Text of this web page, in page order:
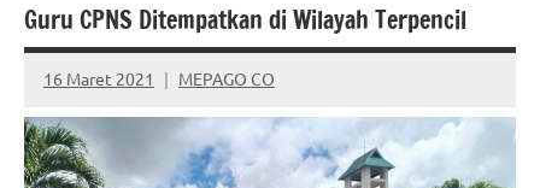
Guru CPNS Ditempatkan di Wilayah Terpencil
16 Maret 2021 MEPAGO CO
No
comments